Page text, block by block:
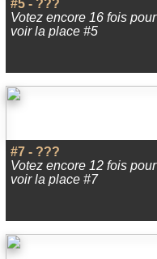
#5 - ???
Votez encore 16 fois pour
voir la place #5
#7 - ???
Votez encore 12 fois pour
voir la place #7